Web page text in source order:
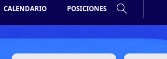
CALENDARIO POSICIONES